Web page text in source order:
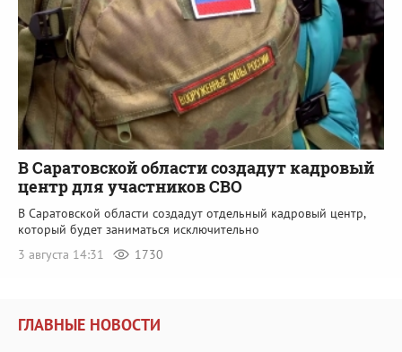
В Саратовской области создадут кадровый
центр для участников СВО
В Саратовской области создадут отдельный кадровый центр,
который будет заниматься исключительно
3 августа 14:31
1730
ГЛАВНЫЕ НОВОСТИ